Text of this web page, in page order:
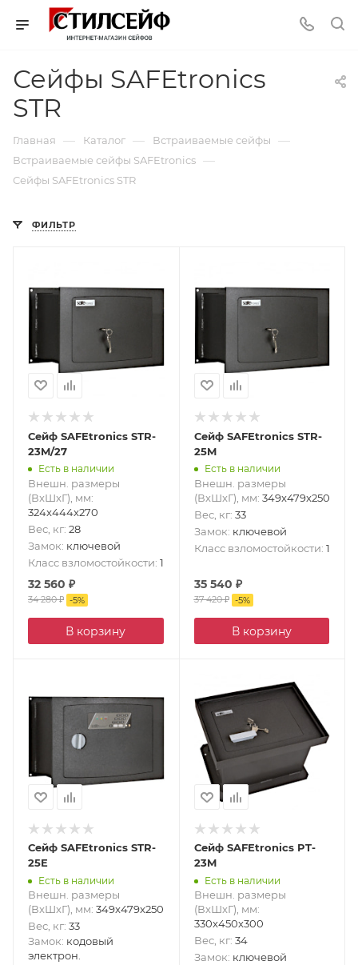
Сейфы SAFEtronics
STR
Главная — Каталог — Встраиваемые сейфы —
Встраиваемые сейфы SAFEtronics —
Сейфы SAFEtronics STR
ФИЛЬТР
Сейф SAFEtronics STR-
23M/27
Есть в наличии
Внешн. размеры
(ВxШxГ), мм:
324x444x270
Вес, кг: 28
Замок: ключевой
Класс взломостойкости: 1
32 560 ₽
34 280₽ -5%
В корзину
Сейф SAFEtronics STR-
25M
Есть в наличии
Внешн. размеры
(ВxШxГ), мм: 349x479x250
Вес, кг: 33
Замок: ключевой
Класс взломостойкости: 1
35 540 ₽
37 420₽ -5%
В корзину
Сейф SAFEtronics STR-
25E
Есть в наличии
Внешн. размеры
(ВxШxГ), мм: 349x479x250
Вес, кг: 33
Замок: кодовый
электрон.
Сейф SAFEtronics PT-
23M
Есть в наличии
Внешн. размеры
(ВxШxГ), мм:
330x450x300
Вес, кг: 34
Замок: ключевой